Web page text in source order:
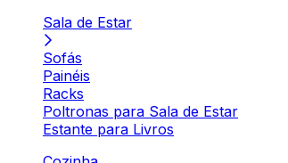
Sala de Estar
Sofás
Painéis
Racks
Poltronas para Sala de Estar
Estante para Livros